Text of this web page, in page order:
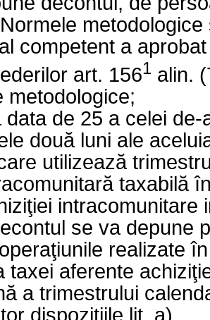
competent a
art. 1561 alin.
metodologice;
data de 25 a celei
două luni ale
utilizează
taxabilă
se va depune
realizate
taxei aferente
a trimestrului
dispoziţiile lit. a).